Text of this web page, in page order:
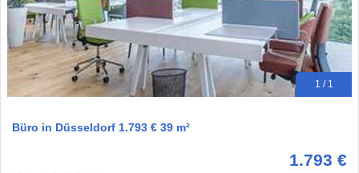
1 / 1
Büro in Düsseldorf 1.793 € 39 m²
1.793 €